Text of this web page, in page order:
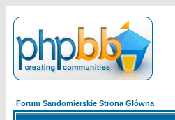
Forum Sandomierskie Strona Główna